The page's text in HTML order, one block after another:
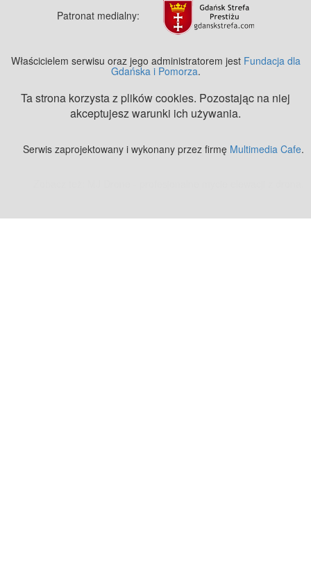
Patronat medialny:
Właścicielem serwisu oraz jego administratorem jest Fundacja dla
Gdańska i Pomorza.
Ta strona korzysta z plików cookies. Pozostając na niej
akceptujesz warunki ich używania.
Serwis zaprojektowany i wykonany przez firmę Multimedia Cafe.